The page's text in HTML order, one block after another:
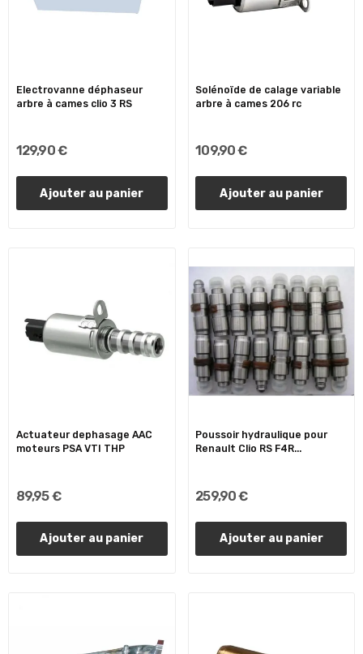
Electrovanne déphaseur
arbre à cames clio 3 RS
129,90 €
Ajouter au panier
Solénoïde de calage variable
arbre à cames 206 rc
109,90 €
Ajouter au panier
Actuateur dephasage AAC
moteurs PSA VTI THP
89,95 €
Ajouter au panier
Poussoir hydraulique pour
Renault Clio RS F4R...
259,90 €
Ajouter au panier